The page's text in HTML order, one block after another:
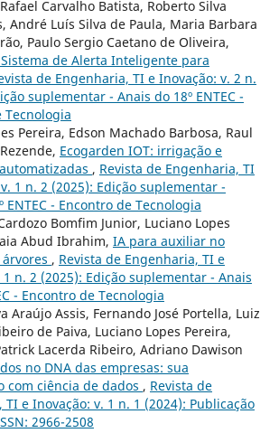
Carvalho Batista, Roberto Silva
André Luís Silva de Paula, Maria Barbara
Paulo Sergio Caetano de Oliveira,
de Alerta Inteligente para
de Engenharia, TI e Inovação: v. 2 n.
suplementar - Anais do 18º ENTEC -
Tecnologia
Pereira, Edson Machado Barbosa, Raul
Ecogarden IOT: irrigação e
, Revista de Engenharia, TI
1 n. 2 (2025): Edição suplementar -
ENTEC - Encontro de Tecnologia
Bomfim Junior, Luciano Lopes
Abud Ibrahim, IA para auxiliar no
, Revista de Engenharia, TI e
1 n. 2 (2025): Edição suplementar - Anais
- Encontro de Tecnologia
Araújo Assis, Fernando José Portella, Luiz
de Paiva, Luciano Lopes Pereira,
Lacerda Ribeiro, Adriano Dawison
no DNA das empresas: sua
com ciência de dados , Revista de
TI e Inovação: v. 1 n. 1 (2024): Publicação
2966-2508